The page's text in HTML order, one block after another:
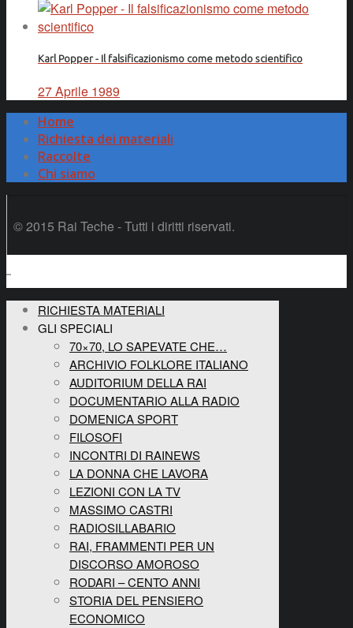
Karl Popper - Il falsificazionismo come metodo scientifico
27 Aprile 1989
Home
Richiesta dei materiali
Raccolte
Chi siamo
© 2015 Rai Teche - Tutti i diritti riservati.
RICHIESTA MATERIALI
GLI SPECIALI
70×70, LO SAPEVATE CHE…
ARCHIVIO FOLKLORE ITALIANO
AUDITORIUM DELLA RAI
DOCUMENTARIO ALLA RADIO
DOMENICA SPORT
FILOSOFI
INCONTRI DI RAINEWS
LA DONNA CHE LAVORA
LEZIONI CON LA TV
MASSIMO CASTRI
RADIOSILLABARIO
RAI, FRAMMENTI PER UN
DISCORSO AMOROSO
RODARI – CENTO ANNI
STORIA DEL PENSIERO
ECONOMICO